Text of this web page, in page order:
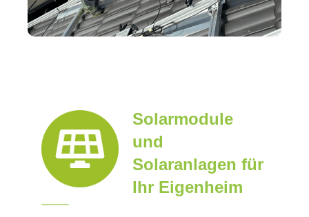
Solarmodule
und
Solaranlagen für
Ihr Eigenheim